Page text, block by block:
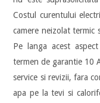
Costul curentului
camere neizolat termic
Pe langa acest
termen de garantie 10
service si revizii, fara
apa pe la tevi si